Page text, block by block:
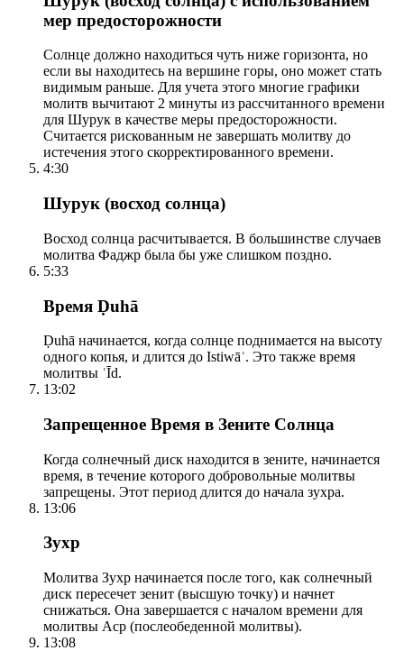
мер предосторожности
Солнце должно находиться чуть ниже горизонта, но
если вы находитесь на вершине горы, оно может стать
видимым раньше. Для учета этого многие графики
молитв вычитают 2 минуты из рассчитанного времени
для Шурук в качестве меры предосторожности.
Считается рискованным не завершать молитву до
истечения этого скорректированного времени.
4:30
Шурук (восход солнца)
Восход солнца расчитывается. В большинстве случаев
молитва Фаджр была бы уже слишком поздно.
5:33
Время Ḍuhā
Ḍuhā начинается, когда солнце поднимается на высоту
одного копья, и длится до Istiwāʾ. Это также время
молитвы ʿĪd.
13:02
Запрещенное Время в Зените Солнца
Когда солнечный диск находится в зените, начинается
время, в течение которого добровольные молитвы
запрещены. Этот период длится до начала зухра.
13:06
Зухр
Молитва Зухр начинается после того, как солнечный
диск пересечет зенит (высшую точку) и начнет
снижаться. Она завершается с началом времени для
молитвы Аср (послеобеденной молитвы).
13:08